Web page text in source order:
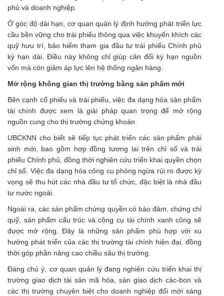
phủ và doanh nghiệp.
Ở góc độ dài hạn, cơ quan quản lý định hướng phát triển lực
cầu bền vững cho trái phiếu thông qua việc khuyến khích các
quỹ hưu trí, bảo hiểm tham gia đầu tư trái phiếu Chính phủ
kỳ hạn dài. Điều này không chỉ giúp cân đối kỳ hạn nguồn
vốn mà còn giảm áp lực lên hệ thống ngân hàng.
Mở rộng không gian thị trường bằng sản phẩm mới
Bên cạnh cổ phiếu và trái phiếu, việc đa dạng hóa sản phẩm
tài chính được xem là giải pháp quan trọng để mở rộng
nguồn cung cho thị trường chứng khoán.
UBCKNN cho biết sẽ tiếp tục phát triển các sản phẩm phái
sinh mới, bao gồm hợp đồng tương lai trên chỉ số và trái
phiếu Chính phủ, đồng thời nghiên cứu triển khai quyền chọn
chỉ số. Việc đa dạng hóa công cụ phòng ngừa rủi ro được kỳ
vọng sẽ thu hút các nhà đầu tư tổ chức, đặc biệt là nhà đầu
tư nước ngoài.
Ngoài ra, các sản phẩm chứng quyền có bảo đảm, chứng chỉ
quỹ, sản phẩm cấu trúc và công cụ tài chính xanh cũng sẽ
được mở rộng. Đây là những sản phẩm phù hợp với xu
hướng phát triển của các thị trường tài chính hiện đại, đồng
thời góp phần nâng cao chiều sâu thị trường.
Đáng chú ý, cơ quan quản lý đang nghiên cứu triển khai thị
trường giao dịch tài sản mã hóa, sàn giao dịch các-bon và
các thị trường chuyên biệt cho doanh nghiệp đổi mới sáng